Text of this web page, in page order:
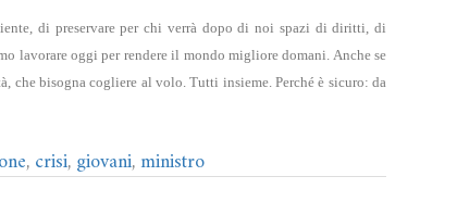
di preservare per chi verrà dopo di noi spazi di diritti, di
lavorare oggi per rendere il mondo migliore domani. Anche se
che bisogna cogliere al volo. Tutti insieme. Perché è sicuro: da
,crisi,giovani,ministro